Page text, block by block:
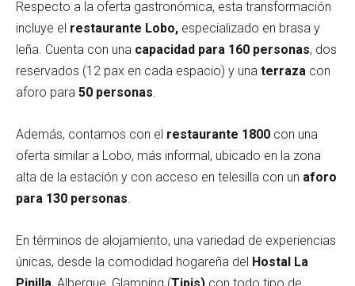
Respecto a la oferta gastronómica, esta transformación
incluye el restaurante Lobo, especializado en brasa y
leña. Cuenta con una capacidad para 160 personas, dos
reservados (12 pax en cada espacio) y una terraza con
aforo para 50 personas
Además, contamos con el restaurante 1800 con una
oferta similar a Lobo, más informal, ubicado en la zona
alta de la estación y con acceso en telesilla con un aforo
para 130 personas
En términos de alojamiento, una variedad de experiencias
únicas, desde la comodidad hogareña del Hostal La
Pinilla, Albergue, Glamping (Tipis) con todo tipo de